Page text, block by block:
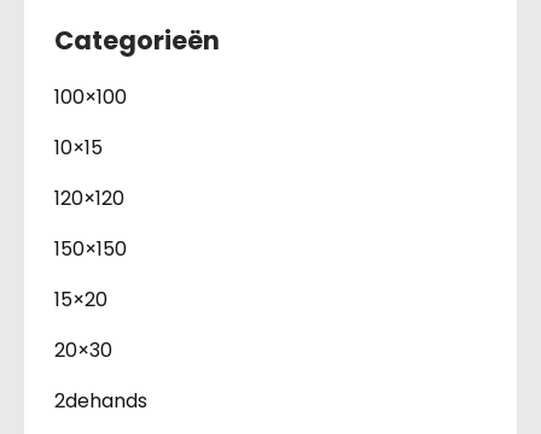
Categorieën
100×100
10×15
120×120
150×150
15×20
20×30
2dehands